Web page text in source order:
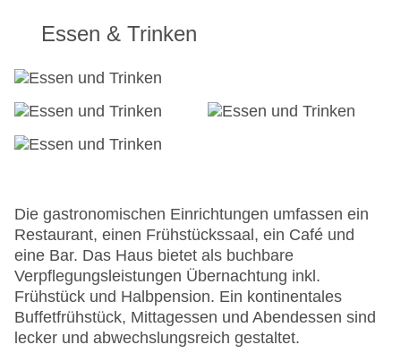
Check-in von: 15:00:00
Check-out bis: 11:00:00
Garage
Hotelsafe
Letzte umfassende Renovierung: 2000
Haustiere: gegen Gebühr
Zimmerservice
Sonnenterrasse
Gesamtanzahl der Stockwerke: 6
Gesamtanzahl der Zimmer: 59
Zahlungsarten: American Express, Diners Club,
EC Maestro, Mastercard, Visa
Essen & Trinken
Die gastronomischen Einrichtungen umfassen ein
Restaurant, einen Frühstückssaal, ein Café und
eine Bar. Das Haus bietet als buchbare
Verpflegungsleistungen Übernachtung inkl.
Frühstück und Halbpension. Ein kontinentales
Buffetfrühstück, Mittagessen und Abendessen sind
lecker und abwechslungsreich gestaltet.